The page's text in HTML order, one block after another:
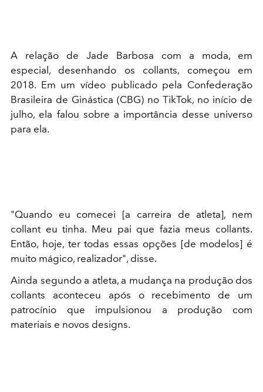
A relação de Jade Barbosa com a moda, em
especial, desenhando os collants, começou em
2018. Em um vídeo publicado pela Confederação
Brasileira de Ginástica (CBG) no TikTok, no início de
julho, ela falou sobre a importância desse universo
para ela.
"Quando eu comecei [a carreira de atleta], nem
collant eu tinha. Meu pai que fazia meus collants.
Então, hoje, ter todas essas opções [de modelos] é
muito mágico, realizador", disse.
Ainda segundo a atleta, a mudança na produção dos
collants aconteceu após o recebimento de um
patrocínio que impulsionou a produção com
materiais e novos designs.